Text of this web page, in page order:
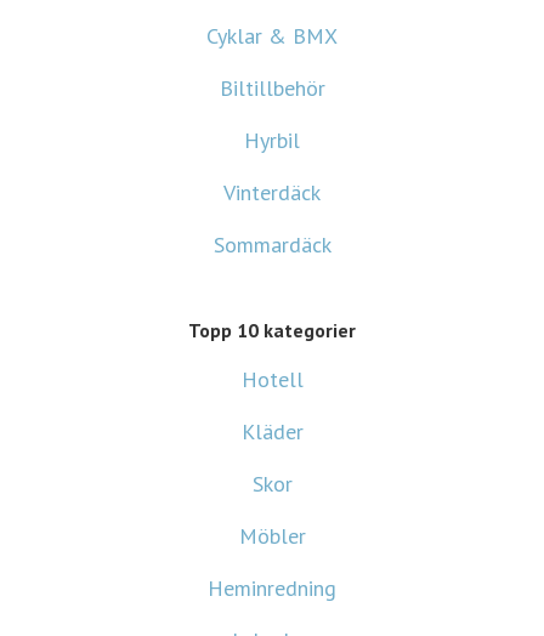
Cyklar & BMX
Biltillbehör
Hyrbil
Vinterdäck
Sommardäck
Topp 10 kategorier
Hotell
Kläder
Skor
Möbler
Heminredning